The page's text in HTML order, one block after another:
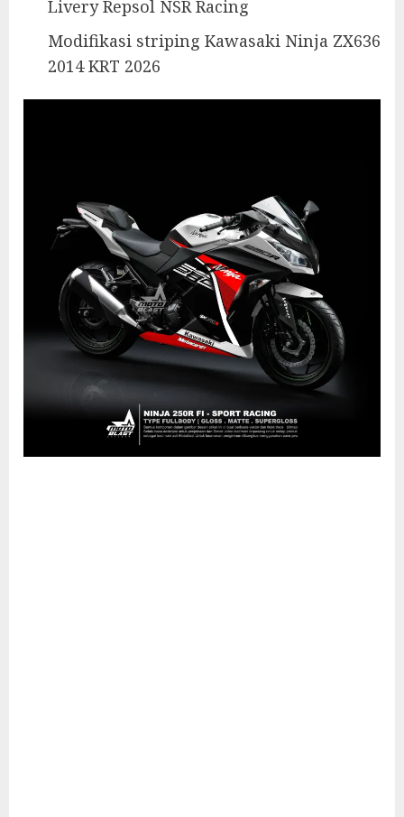
Livery Repsol NSR Racing
Modifikasi striping Kawasaki Ninja ZX636
2014 KRT 2026